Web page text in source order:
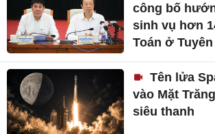
công bố
sinh vụ hơn
Toán ở
Tên lửa
vào Mặt
siêu thanh